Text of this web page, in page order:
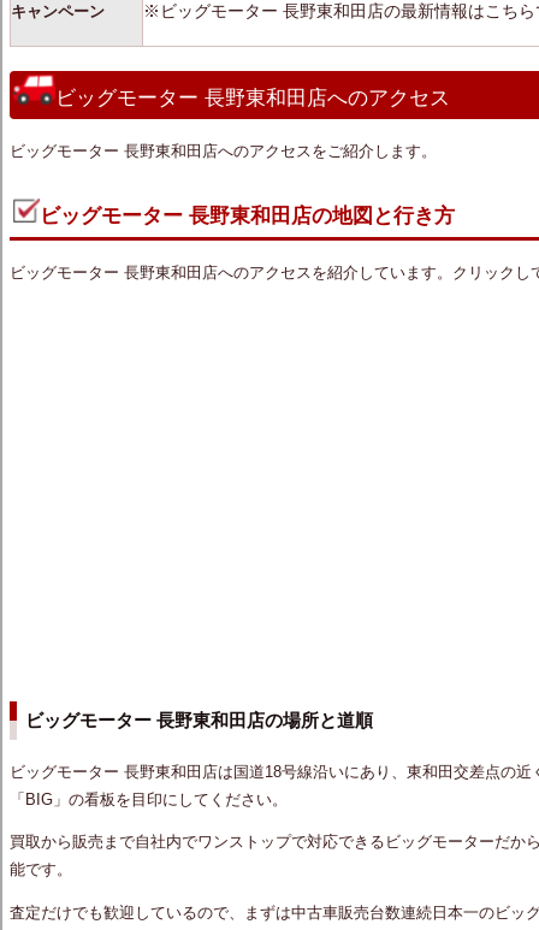
キャンペーン ※ビッグモーター 長野東和田店の最新情報はこち
ビッグモーター 長野東和田店へのアクセス
ビッグモーター 長野東和田店へのアクセスをご紹介します。
ビッグモーター 長野東和田店の地図と行き方
ビッグモーター 長野東和田店へのアクセスを紹介しています。クリック
ビッグモーター 長野東和田店の場所と道順
ビッグモーター 長野東和田店は国道18号線沿いにあり、東和田交差点の
「BIG」の看板を目印にしてください。
買取から販売まで自社内でワンストップで対応できるビッグモーターだか
能です。
査定だけでも歓迎しているので、まずは中古車販売台数連続日本一のビッ